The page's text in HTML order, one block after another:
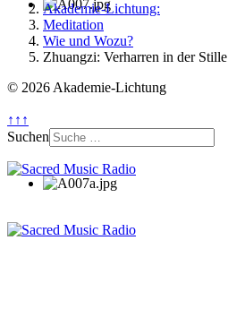
Akademie-Lichtung:
Meditation
Wie und Wozu?
Zhuangzi: Verharren in der Stille
© 2026 Akademie-Lichtung
↑↑↑
Suchen